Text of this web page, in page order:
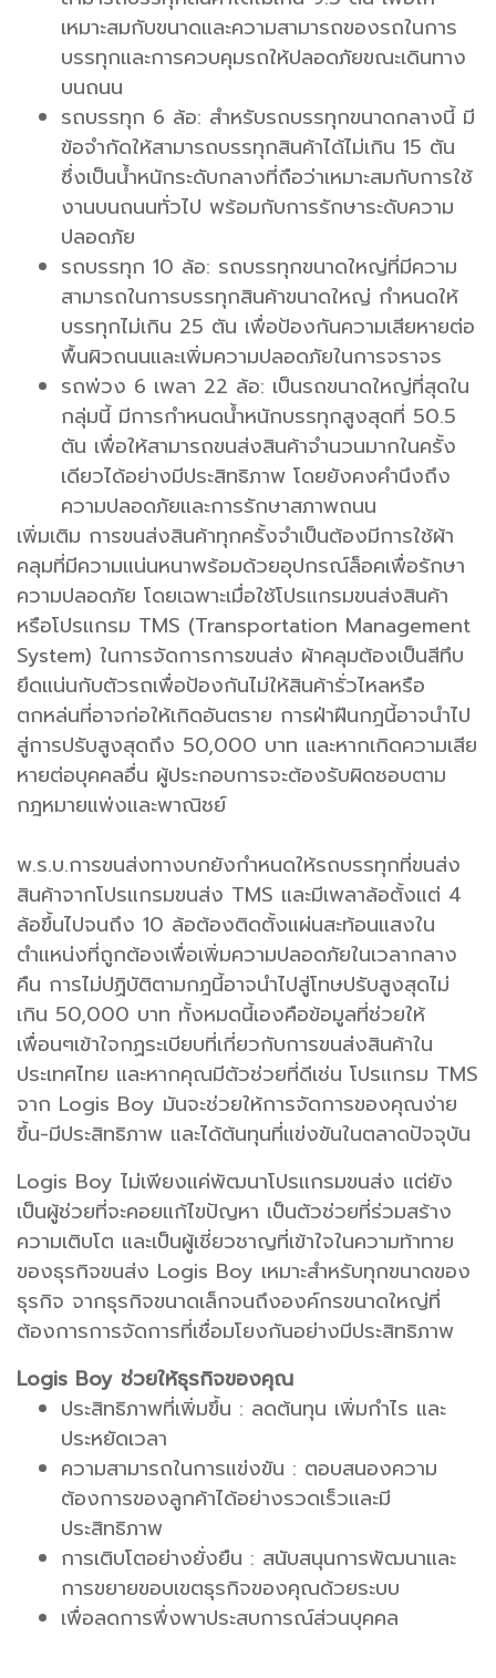
เหมาะสมกับขนาดและความสามารถของรถในการ
บรรทุกและการควบคุมรถให้ปลอดภัยขณะเดินทาง
บนถนน
รถบรรทุก 6 ล้อ: สำหรับรถบรรทุกขนาดกลางนี้ มี
ข้อจำกัดให้สามารถบรรทุกสินค้าได้ไม่เกิน 15 ตัน
ซึ่งเป็นน้ำหนักระดับกลางที่ถือว่าเหมาะสมกับการใช้
งานบนถนนทั่วไป พร้อมกับการรักษาระดับความ
ปลอดภัย
รถบรรทุก 10 ล้อ: รถบรรทุกขนาดใหญ่ที่มีความ
สามารถในการบรรทุกสินค้าขนาดใหญ่ กำหนดให้
บรรทุกไม่เกิน 25 ตัน เพื่อป้องกันความเสียหายต่อ
พื้นผิวถนนและเพิ่มความปลอดภัยในการจราจร
รถพ่วง 6 เพลา 22 ล้อ: เป็นรถขนาดใหญ่ที่สุดใน
กลุ่มนี้ มีการกำหนดน้ำหนักบรรทุกสูงสุดที่ 50.5
ตัน เพื่อให้สามารถขนส่งสินค้าจำนวนมากในครั้ง
เดียวได้อย่างมีประสิทธิภาพ โดยยังคงคำนึงถึง
ความปลอดภัยและการรักษาสภาพถนน
เพิ่มเติม การขนส่งสินค้าทุกครั้งจำเป็นต้องมีการใช้ผ้า
คลุมที่มีความแน่นหนาพร้อมด้วยอุปกรณ์ล็อคเพื่อรักษา
ความปลอดภัย โดยเฉพาะเมื่อใช้โปรแกรมขนส่งสินค้า
หรือโปรแกรม TMS (Transportation Management
System) ในการจัดการการขนส่ง ผ้าคลุมต้องเป็นสีทึบ
ยึดแน่นกับตัวรถเพื่อป้องกันไม่ให้สินค้ารั่วไหลหรือ
ตกหล่นที่อาจก่อให้เกิดอันตราย การฝ่าฝืนกฎนี้อาจนำไป
สู่การปรับสูงสุดถึง 50,000 บาท และหากเกิดความเสีย
หายต่อบุคคลอื่น ผู้ประกอบการจะต้องรับผิดชอบตาม
กฎหมายแพ่งและพาณิชย์
พ.ร.บ.การขนส่งทางบกยังกำหนดให้รถบรรทุกที่ขนส่ง
สินค้าจากโปรแกรมขนส่ง TMS และมีเพลาล้อตั้งแต่ 4
ล้อขึ้นไปจนถึง 10 ล้อต้องติดตั้งแผ่นสะท้อนแสงใน
ตำแหน่งที่ถูกต้องเพื่อเพิ่มความปลอดภัยในเวลากลาง
คืน การไม่ปฏิบัติตามกฎนี้อาจนำไปสู่โทษปรับสูงสุดไม่
เกิน 50,000 บาท ทั้งหมดนี้เองคือข้อมูลที่ช่วยให้
เพื่อนๆเข้าใจกฏระเบียบที่เกี่ยวกับการขนส่งสินค้าใน
ประเทศไทย และหากคุณมีตัวช่วยที่ดีเช่น โปรแกรม TMS
จาก Logis Boy มันจะช่วยให้การจัดการของคุณง่าย
ขึ้น-มีประสิทธิภาพ และได้ต้นทุนที่แข่งขันในตลาดปัจจุบัน
Logis Boy ไม่เพียงแค่พัฒนาโปรแกรมขนส่ง แต่ยัง
เป็นผู้ช่วยที่จะคอยแก้ไขปัญหา เป็นตัวช่วยที่ร่วมสร้าง
ความเติบโต และเป็นผู้เชี่ยวชาญที่เข้าใจในความท้าทาย
ของธุรกิจขนส่ง Logis Boy เหมาะสำหรับทุกขนาดของ
ธุรกิจ จากธุรกิจขนาดเล็กจนถึงองค์กรขนาดใหญ่ที่
ต้องการการจัดการที่เชื่อมโยงกันอย่างมีประสิทธิภาพ
Logis Boy ช่วยให้ธุรกิจของคุณ
ประสิทธิภาพที่เพิ่มขึ้น : ลดต้นทุน เพิ่มกำไร และ
ประหยัดเวลา
ความสามารถในการแข่งขัน : ตอบสนองความ
ต้องการของลูกค้าได้อย่างรวดเร็วและมี
ประสิทธิภาพ
การเติบโตอย่างยั่งยืน : สนับสนุนการพัฒนาและ
การขยายขอบเขตธุรกิจของคุณด้วยระบบ
เพื่อลดการพึ่งพาประสบการณ์ส่วนบุคคล